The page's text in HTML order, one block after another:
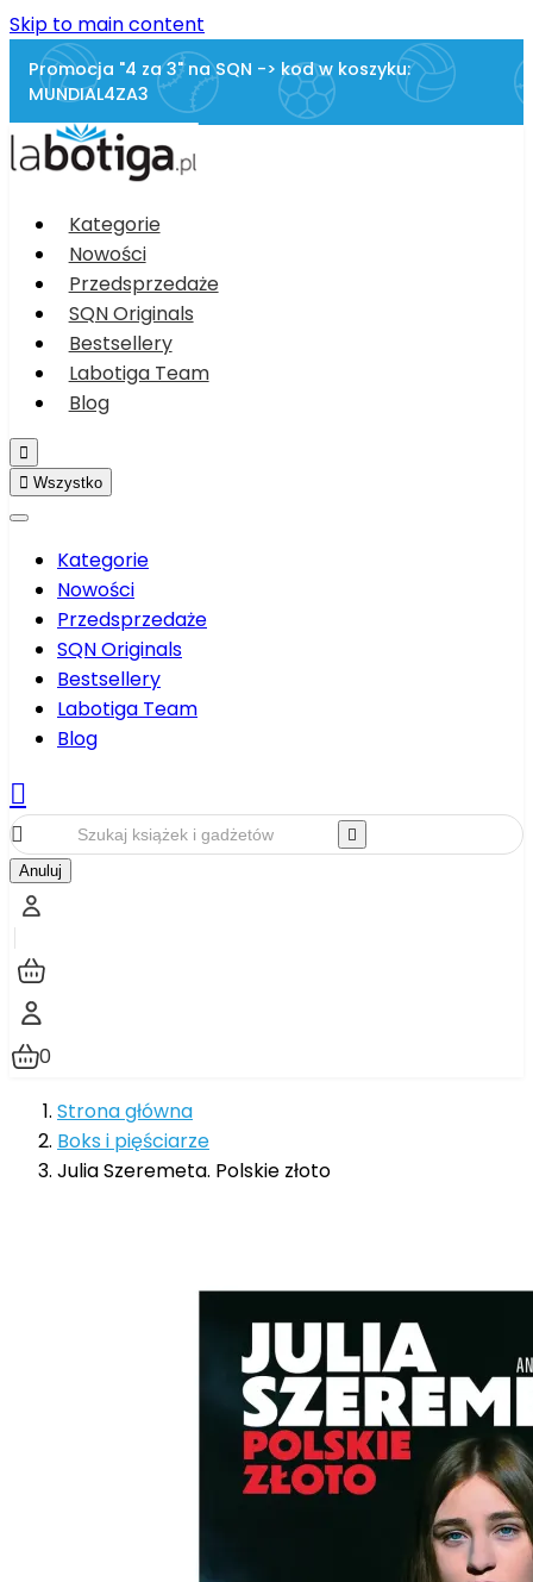
Skip to main content
Promocja "4 za 3" na SQN -> kod w koszyku:
MUNDIAL4ZA3
Kategorie
Nowości
Przedsprzedaże
SQN Originals
Bestsellery
Labotiga Team
Blog

 Wszystko
Kategorie
Nowości
Przedsprzedaże
SQN Originals
Bestsellery
Labotiga Team
Blog



Anuluj
0
Strona główna
Boks i pięściarze
Julia Szeremeta. Polskie złoto